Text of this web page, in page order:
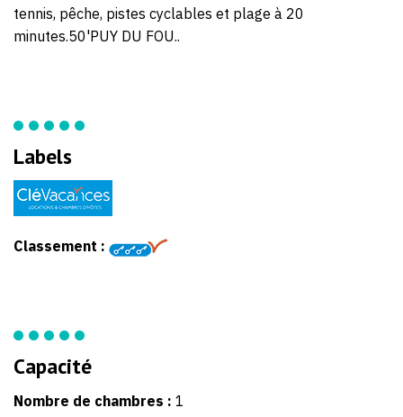
tennis, pêche, pistes cyclables et plage à 20
minutes.50'PUY DU FOU..
Labels
Classement :
Capacité
Nombre de chambres : 1